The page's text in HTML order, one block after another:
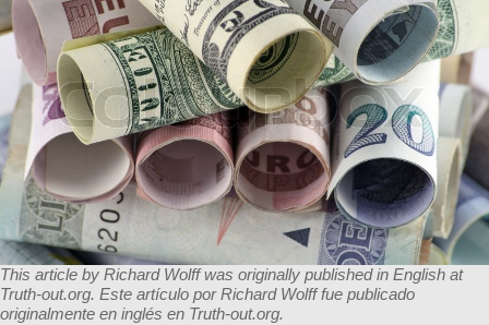
This article by Richard Wolff was originally published in English at
Truth-out.org. Este artículo por Richard Wolff fue publicado
originalmente en inglés en Truth-out.org.